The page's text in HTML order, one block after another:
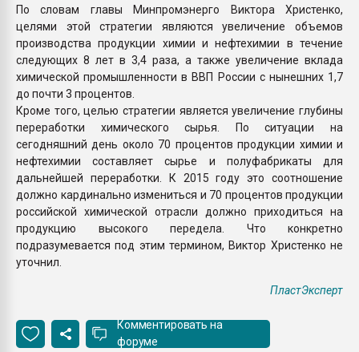
По словам главы Минпромэнерго Виктора Христенко,
целями этой стратегии являются увеличение объемов
производства продукции химии и нефтехимии в течение
следующих 8 лет в 3,4 раза, а также увеличение вклада
химической промышленности в ВВП России с нынешних 1,7
до почти 3 процентов.
Кроме того, целью стратегии является увеличение глубины
переработки химического сырья. По ситуации на
сегодняшний день около 70 процентов продукции химии и
нефтехимии составляет сырье и полуфабрикаты для
дальнейшей переработки. К 2015 году это соотношение
должно кардинально измениться и 70 процентов продукции
российской химической отрасли должно приходиться на
продукцию высокого передела. Что конкретно
подразумевается под этим термином, Виктор Христенко не
уточнил.
ПластЭксперт
Комментировать на
форуме